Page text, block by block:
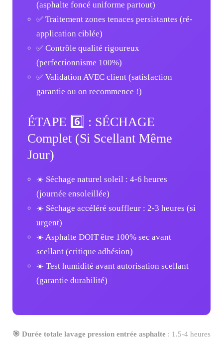
(asphalte foncé uniforme partout)
✅ Traitement zones tenaces persistantes (ré-
application ciblée)
✅ Contrôle qualité rigoureux
(perfectionnisme 100%)
✅ Validation AVEC client (satisfaction
garantie ou on recommence !)
ÉTAPE 6️⃣ : SÉCHAGE
Complet (Si Scellant Même
Jour)
☀️ Séchage naturel soleil : 4-6 heures
(journée ensoleillée)
☀️ Séchage accéléré souffleur : 2-3 heures (si
urgent)
☀️ Asphalte DOIT être 100% sec avant
scellant (critique adhésion)
☀️ Test humidité avant autorisation scellant
(garantie durabilité)
🎯 Durée totale lavage pression entrée asphalte : 1.5-4 heures